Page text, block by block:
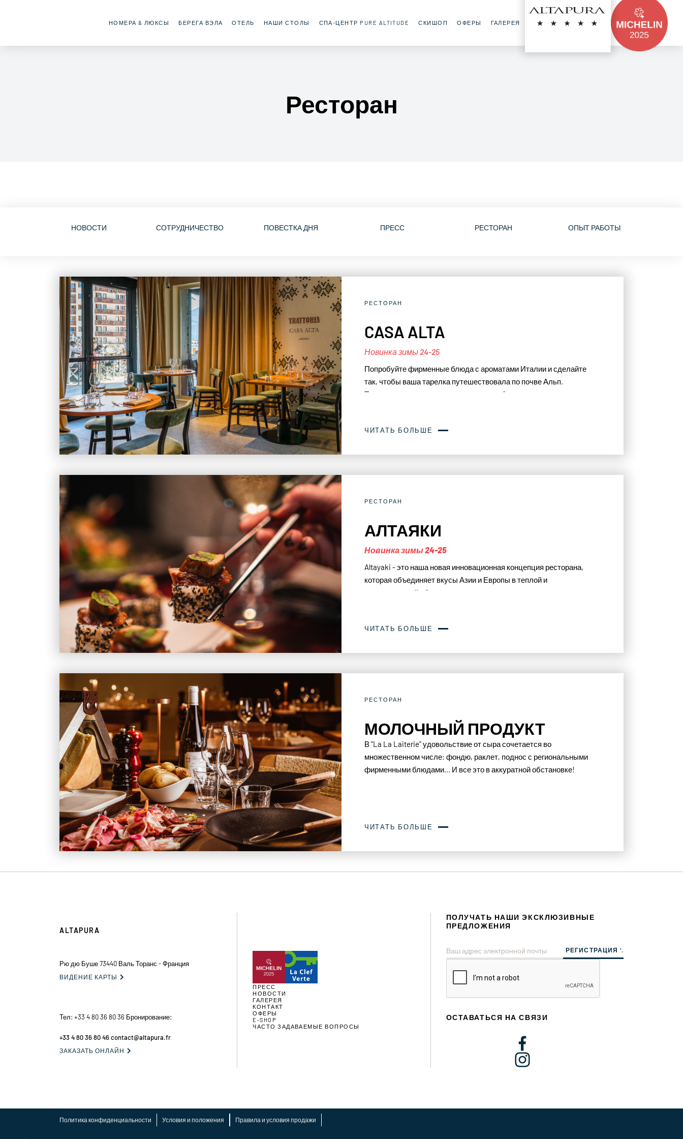
НОМЕРА & ЛЮКСЫ БЕРЕГА ВЭЛА ОТЕЛЬ НАШИ СТОЛЫ СПА-ЦЕНТР PURE ALTITUDE СКИШОП ОФЕРЫ ГАЛЕРЕЯ КОНТАКТ FR EN
Ресторан
НОВОСТИ СОТРУДНИЧЕСТВО ПОВЕСТКА ДНЯ ПРЕСС РЕСТОРАН ОПЫТ РАБОТЫ
РЕСТОРАН
CASA ALTA
Новинка зимы 24-25
Попробуйте фирменные блюда с ароматами Италии и сделайте
так, чтобы ваша тарелка путешествовала по почве Альп.
Тонкая гармония вкусов в щедром и изобретательном меню
ЧИТАТЬ БОЛЬШЕ
РЕСТОРАН
АЛТАЯКИ
Новинка зимы 24-25
Altayaki - это наша новая инновационная концепция ресторана,
которая объединяет вкусы Азии и Европы в теплой и
дружественной обстановке.
ЧИТАТЬ БОЛЬШЕ
РЕСТОРАН
МОЛОЧНЫЙ ПРОДУКТ
В "La La Laiterie" удовольствие от сыра сочетается во
множественном числе: фондю, раклет, поднос с региональными
фирменными блюдами... И все это в аккуратной обстановке!
ЧИТАТЬ БОЛЬШЕ
ALTAPURA
Рю дю Буше 73440 Валь Торанс - Франция
ВИДЕНИЕ КАРТЫ 
Тел: +33 4 80 36 80 36 Бронирование:
+33 4 80 36 80 46 contact@altapura.fr ‍
ЗАКАЗАТЬ ОНЛАЙН 
ПРЕСС
НОВОСТИ
ГАЛЕРЕЯ
КОНТАКТ
ОФЕРЫ
E-SHOP
ЧАСТО ЗАДАВАЕМЫЕ ВОПРОСЫ
ПОЛУЧАТЬ НАШИ ЭКСКЛЮЗИВНЫЕ
ПРЕДЛОЖЕНИЯ
ОСТАВАТЬСЯ НА СВЯЗИ
Политика конфиденциальности Условия и положения Правила и условия продажи